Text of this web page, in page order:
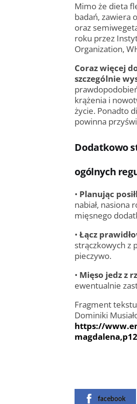
Mimo że dieta
badań, zawiera
oraz
roku przez
Organization,
Coraz więcej
szczególnie
krążenia i
życie. Ponadto
powinna
Dodatkowo
ogólnych
• Planując
nabiał, nasiona
mięsnego
•Łącz
strączkowych z
pieczywo.
• Mięso jedz z
ewentualnie
Fragment
Dominiki
https://
facebook